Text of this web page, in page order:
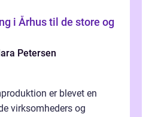
i Århus til de store og
Petersen
er blevet en
virksomheders og